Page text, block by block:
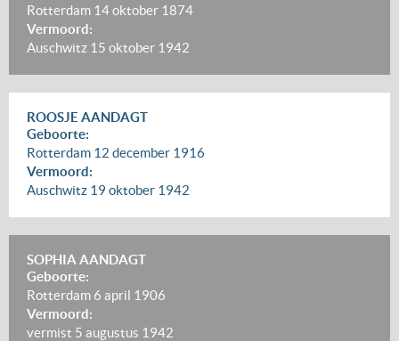
Rotterdam 14 oktober 1874
Vermoord:
Auschwitz 15 oktober 1942
ROOSJE AANDAGT
Geboorte:
Rotterdam 12 december 1916
Vermoord:
Auschwitz 19 oktober 1942
SOPHIA AANDAGT
Geboorte:
Rotterdam 6 april 1906
Vermoord:
vermist 5 augustus 1942